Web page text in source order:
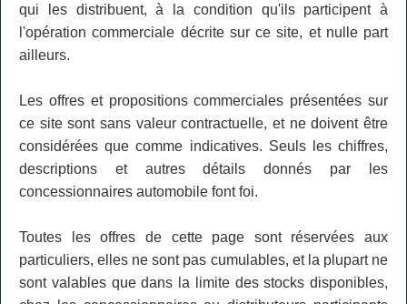
qui les distribuent, à la condition qu'ils participent à
l'opération commerciale décrite sur ce site, et nulle part
ailleurs.
Les offres et propositions commerciales présentées sur
ce site sont sans valeur contractuelle, et ne doivent être
considérées que comme indicatives. Seuls les chiffres,
descriptions et autres détails donnés par les
concessionnaires automobile font foi.
Toutes les offres de cette page sont réservées aux
particuliers, elles ne sont pas cumulables, et la plupart ne
sont valables que dans la limite des stocks disponibles,